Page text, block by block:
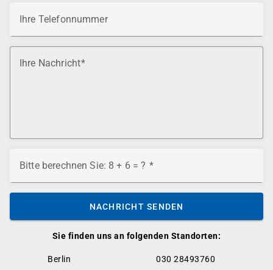
Sie finden uns an folgenden Standorten:
Berlin
030 28493760
Ihre Telefonnummer
Ihre Nachricht
Bitte berechnen Sie: 8 + 6 = ?
NACHRICHT SENDEN